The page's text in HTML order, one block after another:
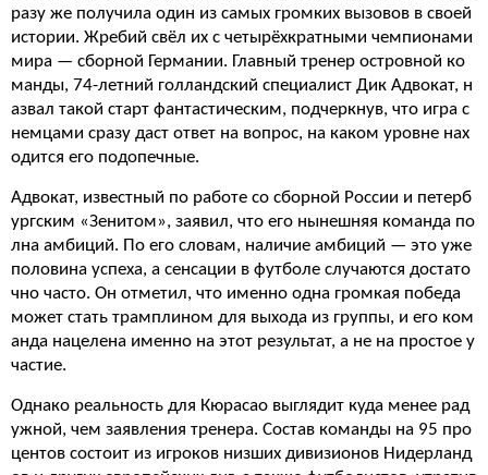
разу же получила один из самых громких вызовов в своей
истории. Жребий свёл их с четырёхкратными чемпионами
мира — сборной Германии. Главный тренер островной ко
манды, 74-летний голландский специалист Дик Адвокат, н
азвал такой старт фантастическим, подчеркнув, что игра с
немцами сразу даст ответ на вопрос, на каком уровне нах
одится его подопечные.
Адвокат, известный по работе со сборной России и петерб
ургским «Зенитом», заявил, что его нынешняя команда по
лна амбиций. По его словам, наличие амбиций — это уже
половина успеха, а сенсации в футболе случаются достато
чно часто. Он отметил, что именно одна громкая победа
может стать трамплином для выхода из группы, и его ком
анда нацелена именно на этот результат, а не на простое у
частие.
Однако реальность для Кюрасао выглядит куда менее рад
ужной, чем заявления тренера. Состав команды на 95 про
центов состоит из игроков низших дивизионов Нидерланд